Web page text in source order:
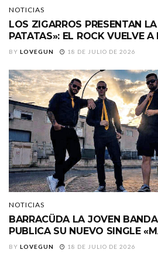
NOTICIAS
LOS ZIGARROS PRESENTAN
PATATAS»: EL ROCK VUELVE A
BY LOVEGUN 18 DE JULIO DE 2026
NOTICIAS
BARRACÜDA LA JOVEN
PUBLICA SU NUEVO SINGLE
BY LOVEGUN 18 DE JULIO DE 2026